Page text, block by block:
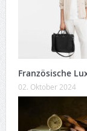
Französische
02. Oktober 2024